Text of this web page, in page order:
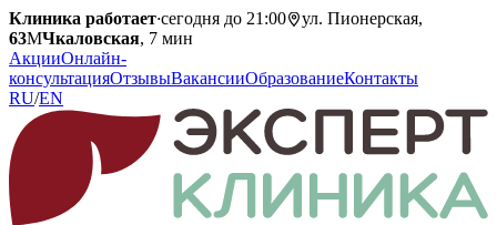
Клиника работает·сегодня до 21:00
ул. Пионерская,
63МЧкаловская, 7 мин
АкцииОнлайн-
консультацияОтзывыВакансииОбразованиеКонтакты
RU/EN